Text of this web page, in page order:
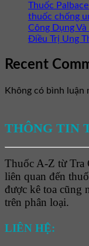
Thuốc
thuốc chống
Công Dụng
Điều Trị Ung
Recent
Không có bình luận
THÔNG TIN
Thuốc A-Z từ Tra
liên quan đến
được kê toa cũng
trên phân loại.
LIÊN HỆ: